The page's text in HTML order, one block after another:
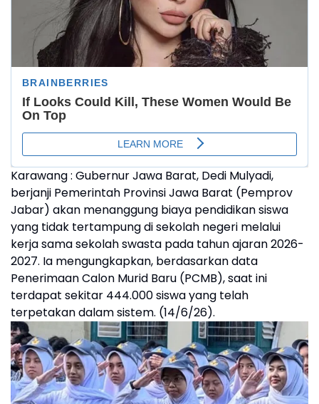
Karawang : Gubernur Jawa Barat, Dedi Mulyadi,
berjanji Pemerintah Provinsi Jawa Barat (Pemprov
Jabar) akan menanggung biaya pendidikan siswa
yang tidak tertampung di sekolah negeri melalui
kerja sama sekolah swasta pada tahun ajaran 2026-
2027. Ia mengungkapkan, berdasarkan data
Penerimaan Calon Murid Baru (PCMB), saat ini
terdapat sekitar 444.000 siswa yang telah
terpetakan dalam sistem. (14/6/26).